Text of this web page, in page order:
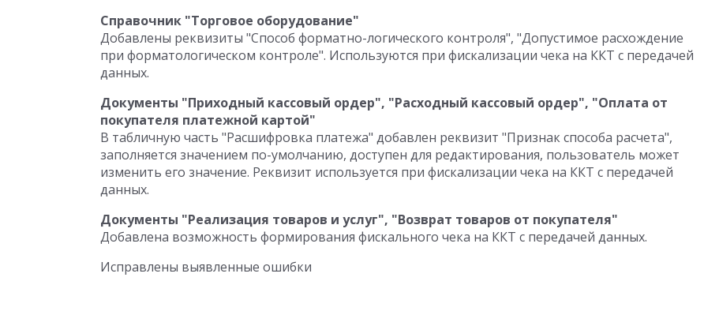
Справочник "Торговое оборудование"
Добавлены реквизиты "Способ форматно-логического контроля", "Допустимое расхождение
при форматологическом контроле". Используются при фискализации чека на ККТ с передачей
данных.
Документы "Приходный кассовый ордер", "Расходный кассовый ордер", "Оплата от
покупателя платежной картой"
В табличную часть "Расшифровка платежа" добавлен реквизит "Признак способа расчета",
заполняется значением по-умолчанию, доступен для редактирования, пользователь может
изменить его значение. Реквизит используется при фискализации чека на ККТ с передачей
данных.
Документы "Реализация товаров и услуг", "Возврат товаров от покупателя"
Добавлена возможность формирования фискального чека на ККТ с передачей данных.
Исправлены выявленные ошибки